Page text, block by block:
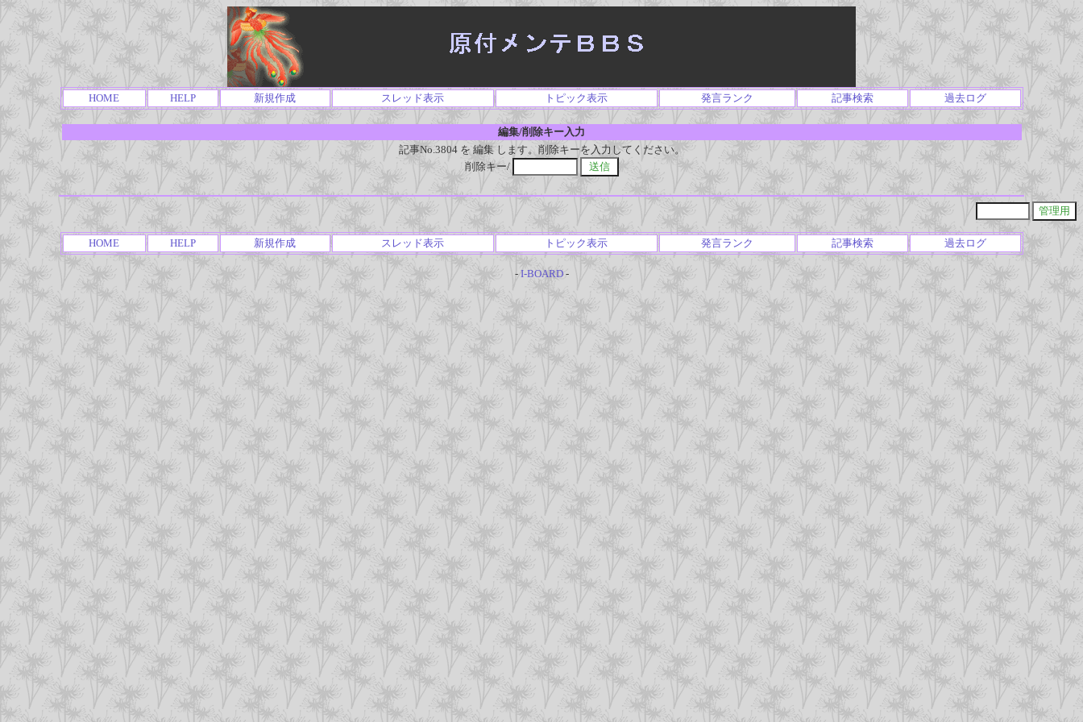
HOME HELP 新規作成 スレッド表示 トピック表示 発言ランク 記事検索 過去ログ
編集/削除キー入力
記事No.3804 を 編集 します。削除キーを入力してください。
削除キー/
HOME HELP 新規作成 スレッド表示 トピック表示 発言ランク 記事検索 過去ログ
- I-BOARD-